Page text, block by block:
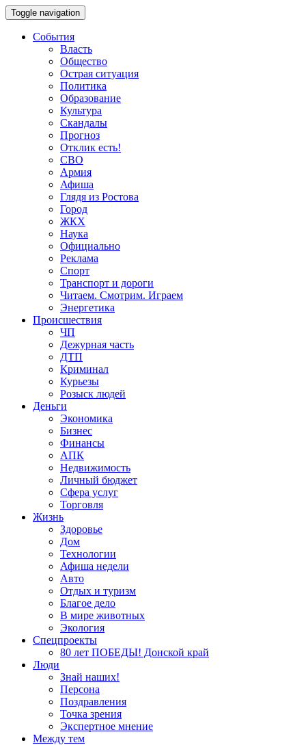
Toggle navigation
События
Власть
Общество
Острая ситуация
Политика
Образование
Культура
Скандалы
Прогноз
Отклик есть!
СВО
Армия
Афиша
Глядя из Ростова
Город
ЖКХ
Наука
Официально
Реклама
Спорт
Транспорт и дороги
Читаем. Смотрим. Играем
Энергетика
Происшествия
ЧП
Дежурная часть
ДТП
Криминал
Курьезы
Розыск людей
Деньги
Экономика
Бизнес
Финансы
АПК
Недвижимость
Личный бюджет
Сфера услуг
Торговля
Жизнь
Здоровье
Дом
Технологии
Афиша недели
Авто
Отдых и туризм
Благое дело
В мире животных
Экология
Спецпроекты
80 лет ПОБЕДЫ! Донской край
Люди
Знай наших!
Персона
Поздравления
Точка зрения
Экспертное мнение
Между тем